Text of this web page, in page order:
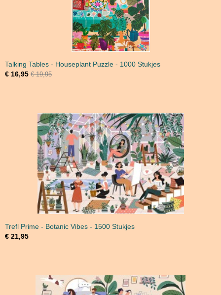
Talking Tables - Houseplant Puzzle - 1000 Stukjes
€ 16,95 € 19,95
Trefl Prime - Botanic Vibes - 1500 Stukjes
€ 21,95